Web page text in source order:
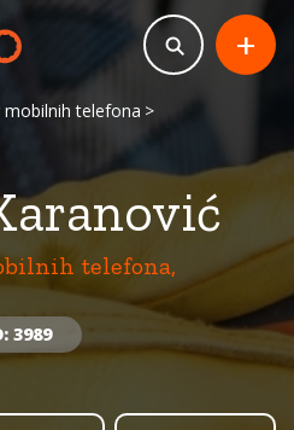
mobilnih telefona
telefona,
3989
+